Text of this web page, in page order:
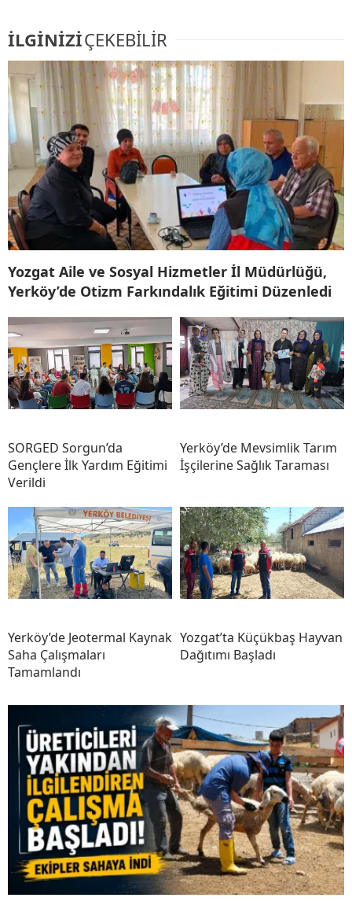
İLGİNİZİÇEKEBİLİR
Yozgat Aile ve Sosyal Hizmetler İl Müdürlüğü,
Yerköy’de Otizm Farkındalık Eğitimi Düzenledi
SORGED Sorgun’da
Gençlere İlk Yardım Eğitimi
Verildi
Yerköy’de Mevsimlik Tarım
İşçilerine Sağlık Taraması
Yerköy’de Jeotermal Kaynak
Saha Çalışmaları
Tamamlandı
Yozgat’ta Küçükbaş Hayvan
Dağıtımı Başladı